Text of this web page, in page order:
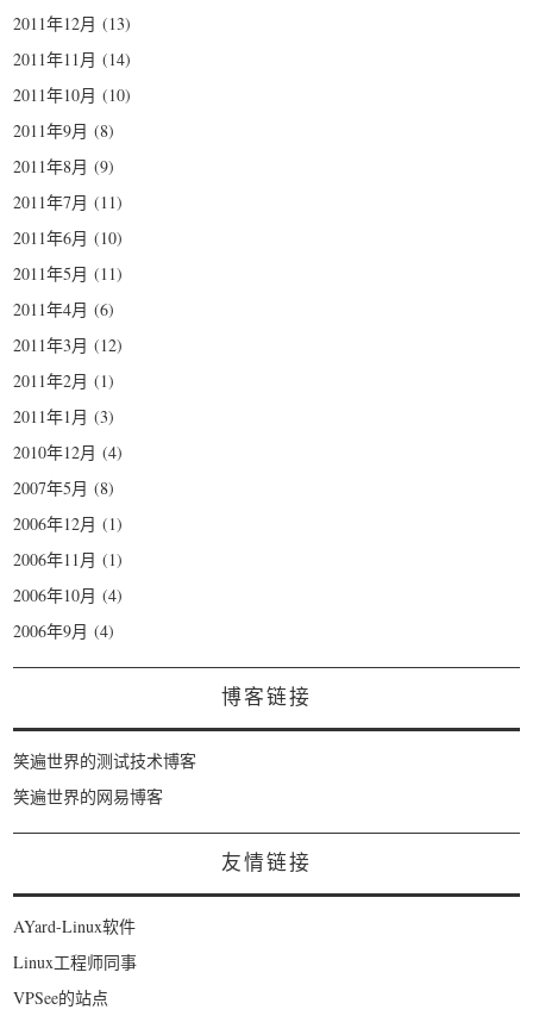
2011年12月 (13)
2011年11月 (14)
2011年10月 (10)
2011年9月 (8)
2011年8月 (9)
2011年7月 (11)
2011年6月 (10)
2011年5月 (11)
2011年4月 (6)
2011年3月 (12)
2011年2月 (1)
2011年1月 (3)
2010年12月 (4)
2007年5月 (8)
2006年12月 (1)
2006年11月 (1)
2006年10月 (4)
2006年9月 (4)
博客链接
笑遍世界的测试技术博客
笑遍世界的网易博客
友情链接
AYard-Linux软件
Linux工程师同事
VPSee的站点